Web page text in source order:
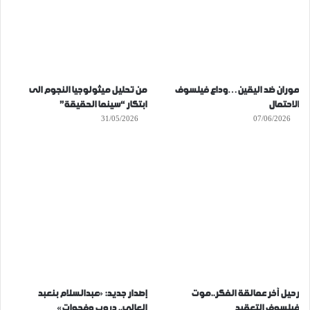
موران ضد اليقين…وداع فيلسوف
الاحتمال
07/06/2026
من تحليل ميثولوجيا النجوم الى
ابتكار “سينما الحقيقة”
31/05/2026
رحيل آخر عمالقة الفكر..موت
إصدار جديد: «عبدالسلام بنعبد